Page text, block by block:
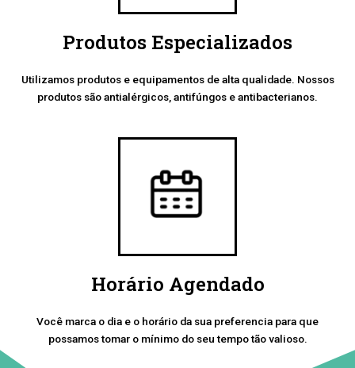
Produtos Especializados
Utilizamos produtos e equipamentos de alta qualidade. Nossos
produtos são antialérgicos, antifúngos e antibacterianos.
Horário Agendado
Você marca o dia e o horário da sua preferencia para que
possamos tomar o mínimo do seu tempo tão valioso.